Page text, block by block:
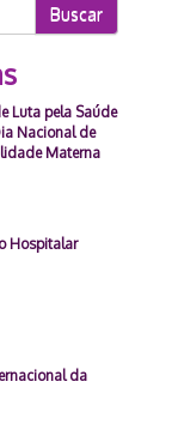
Buscar
Luta pela Saúde
Nacional de
Materna
Hospitalar
da